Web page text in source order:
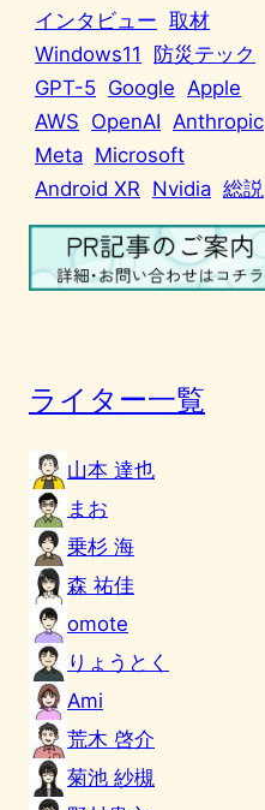
インタビュー 取材
Windows11
防災テック
GPT-5 Google Apple
AWS OpenAI Anthropic
Meta Microsoft
Android XR Nvidia 総説
ライター一覧
山本 達也
まお
乗杉 海
森 祐佳
omote
りょうとく
Ami
荒木 啓介
菊池 紗槻